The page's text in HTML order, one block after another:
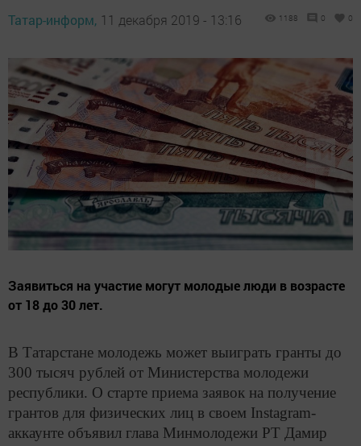
Татар-информ, 11 декабря 2019 - 13:16 1188 0 0
Заявиться на участие могут молодые люди в возрасте
от 18 до 30 лет.
В Татарстане молодежь может выиграть гранты до
300 тысяч рублей от Министерства молодежи
республики. О старте приема заявок на получение
грантов для физических лиц в своем Instagram-
аккаунте объявил глава Минмолодежи РТ Дамир